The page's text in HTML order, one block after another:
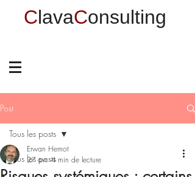
ClavaConsulting
Post
Tous les posts
Tous les posts
Erwan Hernot
27 avr. 4 min de lecture